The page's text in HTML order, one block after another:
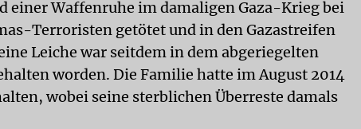
einer Waffenruhe im damaligen Gaza-Krieg bei
Terroristen getötet und in den Gazastreifen
Leiche war seitdem in dem abgeriegelten
worden. Die Familie hatte im August 2014
wobei seine sterblichen Überreste damals